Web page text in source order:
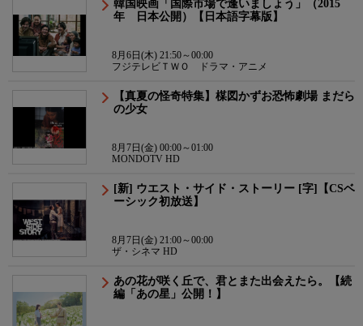
韓国映画「国際市場で逢いましょう」（2015
年 日本公開）【日本語字幕版】
8月6日(木) 21:50～00:00
フジテレビＴＷＯ ドラマ・アニメ
【真夏の怪奇特集】楳図かずお恐怖劇場 まだら
の少女
8月7日(金) 00:00～01:00
MONDOTV HD
[新] ウエスト・サイド・ストーリー [字]【CSベ
ーシック初放送】
8月7日(金) 21:00～00:00
ザ・シネマ HD
あの花が咲く丘で、君とまた出会えたら。【続
編「あの星」公開！】